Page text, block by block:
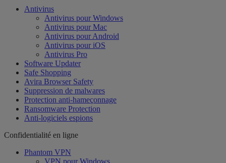
Antivirus
Antivirus pour Windows
Antivirus pour Mac
Antivirus pour Android
Antivirus pour iOS
Antivirus Pro
Software Updater
Safe Shopping
Avira Browser Safety
Suppression de malwares
Protection anti-hameçonnage
Ransomware Protection
Anti-logiciels espions
Confidentialité en ligne
Phantom VPN